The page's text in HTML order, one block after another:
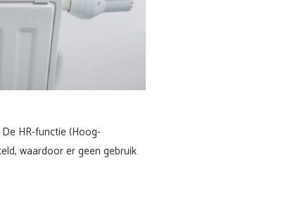
HR-functie (Hoog-
waardoor er geen gebruik